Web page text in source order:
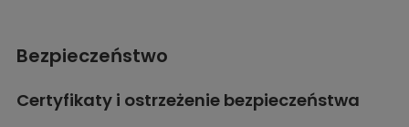
Bezpieczeństwo
Certyfikaty i ostrzeżenie bezpieczeństwa